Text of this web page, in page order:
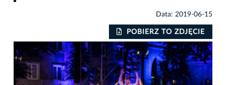
Data: 2019-06-15
POBIERZ TO ZDJĘCIE